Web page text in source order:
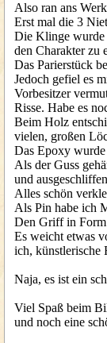
Also ran ans
Erst mal die 3
Die Klinge wurde
den Charakter zu
Das Parierstück
Jedoch gefiel es
Vorbesitzer
Risse. Habe es
Beim Holz
vielen, großen
Das Epoxy
Als der Guss
und
Alles schön
Als Pin habe ich
Den Griff in Form
Es weicht etwas
ich, künstlerische
Naja, es ist ein
Viel Spaß beim
und noch eine